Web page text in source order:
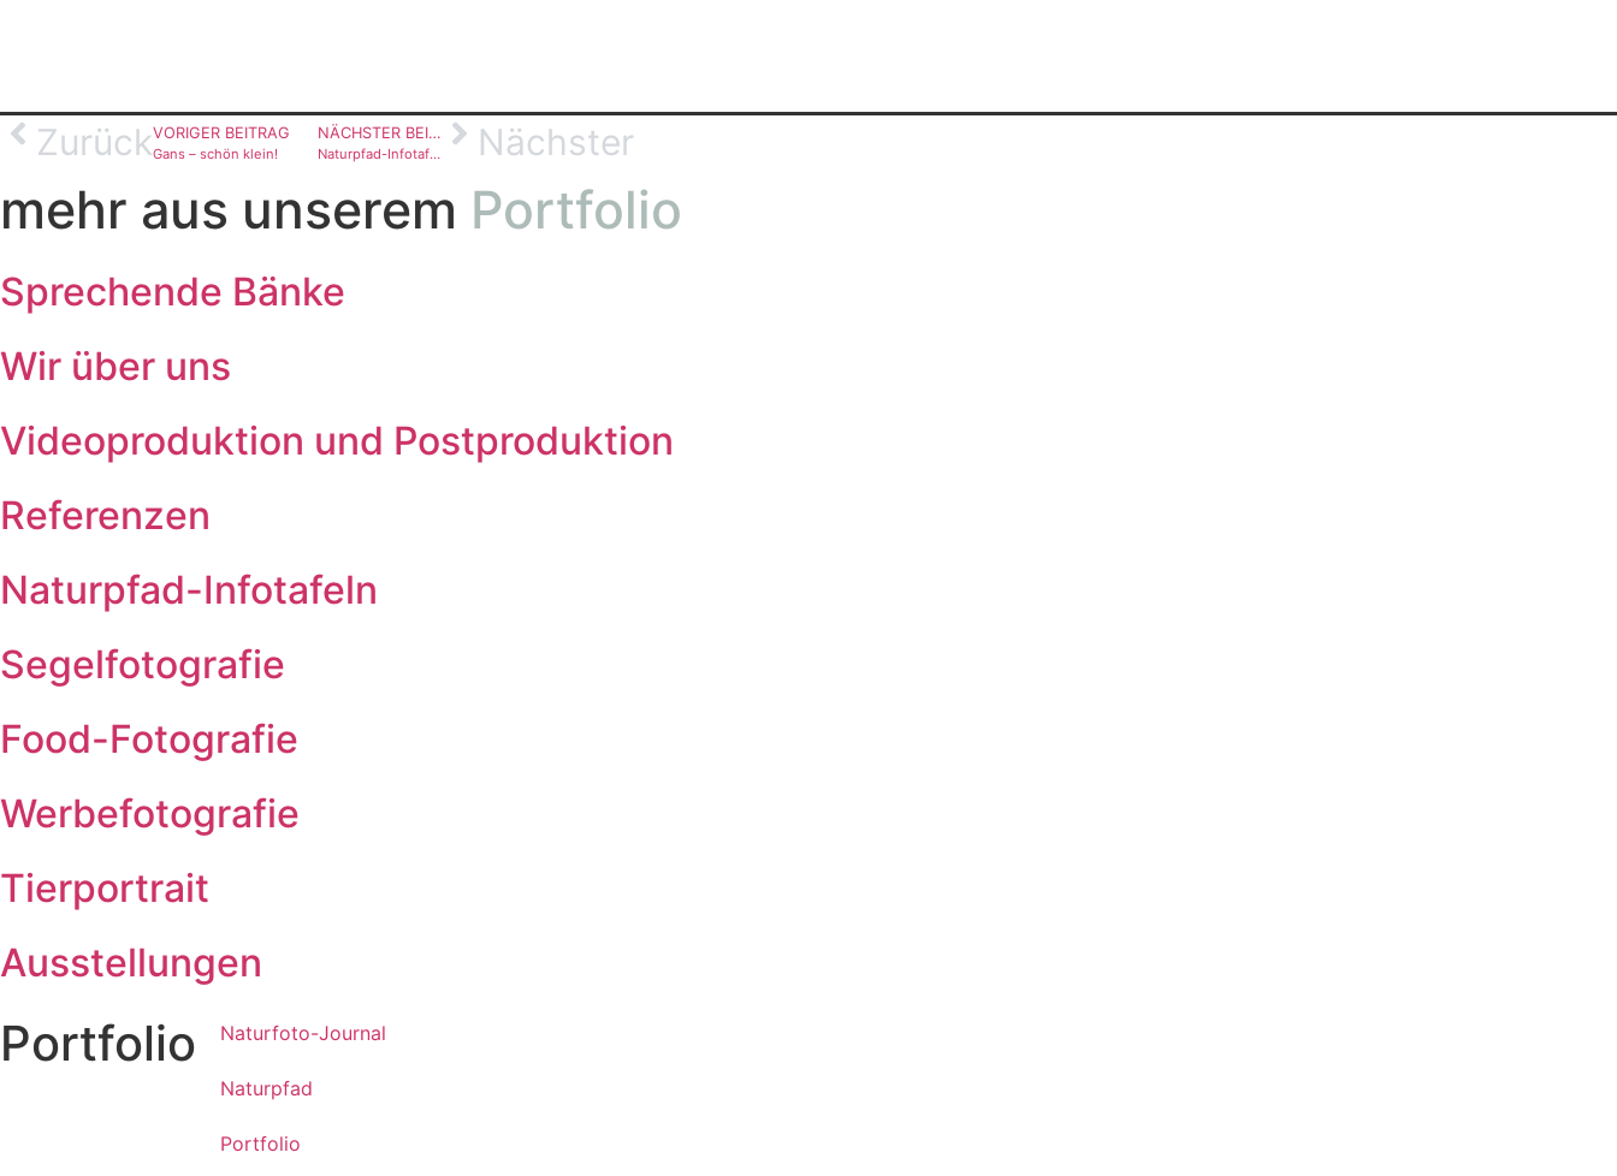
ZurückVORIGER BEITRAG
Gans – schön klein!
NÄCHSTER BEITRAG
Naturpfad-Infotafeln Nächster
mehr aus unserem Portfolio
Sprechende Bänke
Wir über uns
Videoproduktion und Postproduktion
Referenzen
Naturpfad-Infotafeln
Segelfotografie
Food-Fotografie
Werbefotografie
Tierportrait
Ausstellungen
Portfolio Naturfoto-Journal
Naturpfad
Portfolio